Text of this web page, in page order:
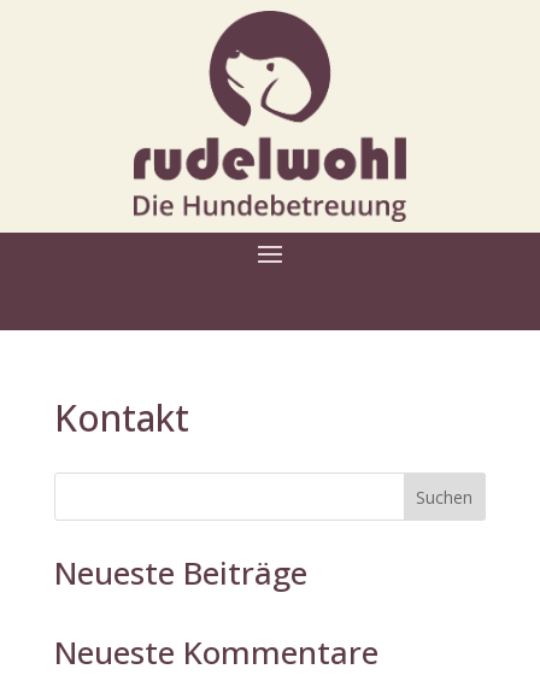
Kontakt
Suchen
Neueste Beiträge
Neueste Kommentare